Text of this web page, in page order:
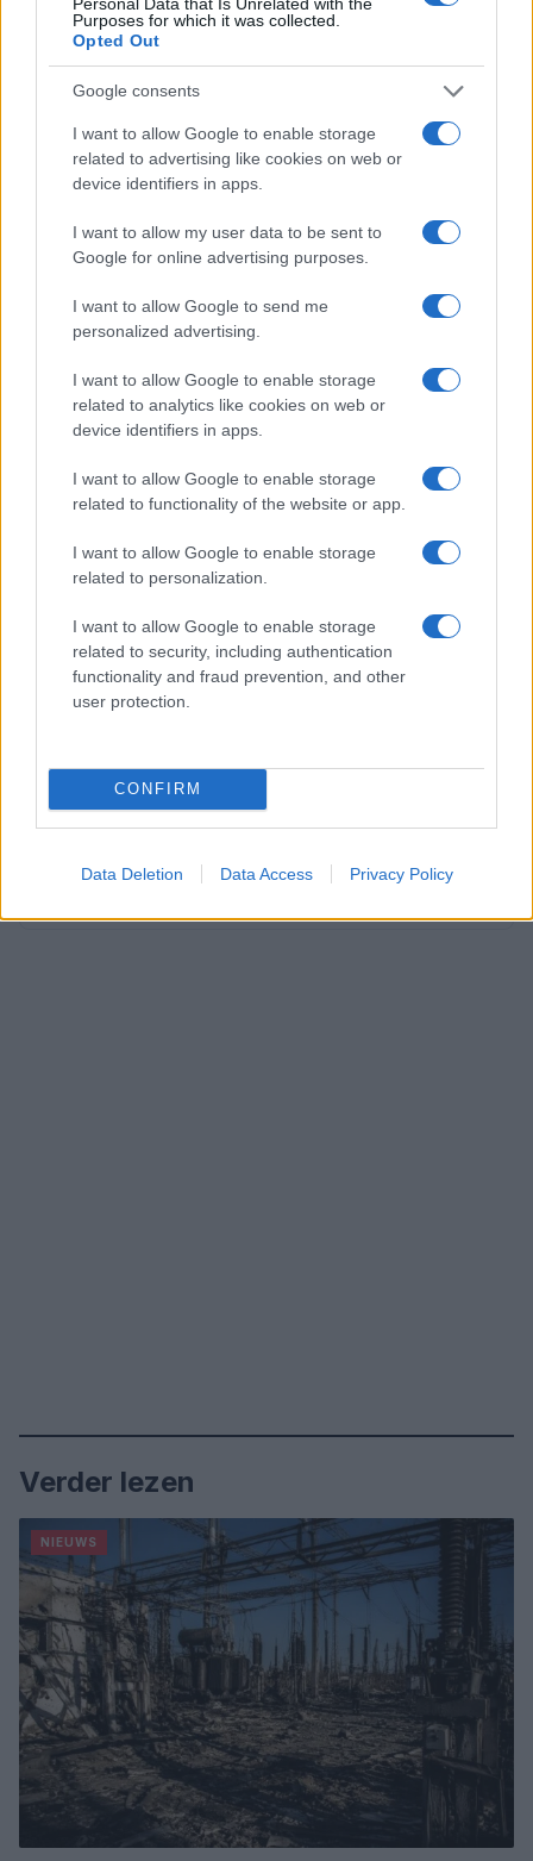
Purposes for which it was collected.
Opted Out
Google consents
I want to allow Google to enable storage
related to advertising like cookies on web or
device identifiers in apps.
I want to allow my user data to be sent to
Google for online advertising purposes.
I want to allow Google to send me
personalized advertising.
I want to allow Google to enable storage
related to analytics like cookies on web or
device identifiers in apps.
I want to allow Google to enable storage
related to functionality of the website or app.
I want to allow Google to enable storage
related to personalization.
I want to allow Google to enable storage
related to security, including authentication
functionality and fraud prevention, and other
user protection.
CONFIRM
Data Deletion Data Access Privacy Policy
De organisatoren van de verschillende festivals
informatie te geven. Het is belangrijk dat bezoekers
de officiële communicatiekanalen volgen voor de
opties zijn voor vergoedingen of uitnodigingen voor
toekomstige evenementen.
Het is een teleurstelling voor iedereen die op deze
bezoekers staat altijd voorop. We hopen dat de
organisatoren snel een oplossing zullen vinden
voor de bezoekers en dat we in de toekomst weer
Redactie Newz
Verder lezen
NIEUWS